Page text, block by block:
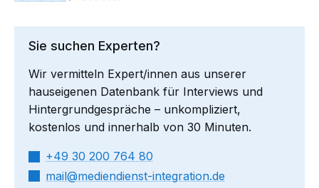
Sie suchen Experten?
Wir vermitteln Expert/innen aus unserer
hauseigenen Datenbank für Interviews und
Hintergrundgespräche – unkompliziert,
kostenlos und innerhalb von 30 Minuten.
+49 30 200 764 80
mail​
mediendienst-integration.de